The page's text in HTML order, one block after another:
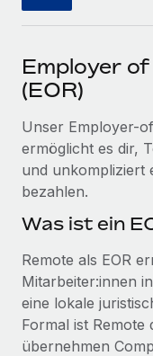
Integrationen
Tools
Frag unsere
Hilfe von
Background-
Compliance
Lückenlose
Flexible
Partner
Entdecke die
Remote Build
Beratung zu
FALLSTUDIEN
So hat der KI-
Remote um
Weaviate auf einen
Open-Source-
Webinare
Events
Newsroom
Informationen zu
Insights Center
BLOG
Globale Payroll
Employer
(EOR)
Unser Employer-
ermöglicht es dir,
und unkompliziert
bezahlen.
Was ist ein
Remote als EOR
Mitarbeiter:innen
eine lokale
Formal ist
übernehmen